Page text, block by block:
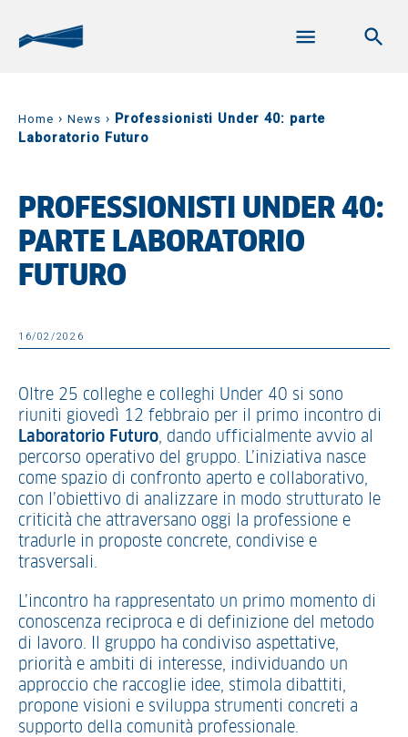
Home › News › Professionisti Under 40: parte
Laboratorio Futuro
PROFESSIONISTI UNDER 40:
PARTE LABORATORIO
FUTURO
16/02/2026
Oltre 25 colleghe e colleghi Under 40 si sono
riuniti giovedì 12 febbraio per il primo incontro di
Laboratorio Futuro, dando ufficialmente avvio al
percorso operativo del gruppo. L’iniziativa nasce
come spazio di confronto aperto e collaborativo,
con l’obiettivo di analizzare in modo strutturato le
criticità che attraversano oggi la professione e
tradurle in proposte concrete, condivise e
trasversali.
L’incontro ha rappresentato un primo momento di
conoscenza reciproca e di definizione del metodo
di lavoro. Il gruppo ha condiviso aspettative,
priorità e ambiti di interesse, individuando un
approccio che raccoglie idee, stimola dibattiti,
propone visioni e sviluppa strumenti concreti a
supporto della comunità professionale.